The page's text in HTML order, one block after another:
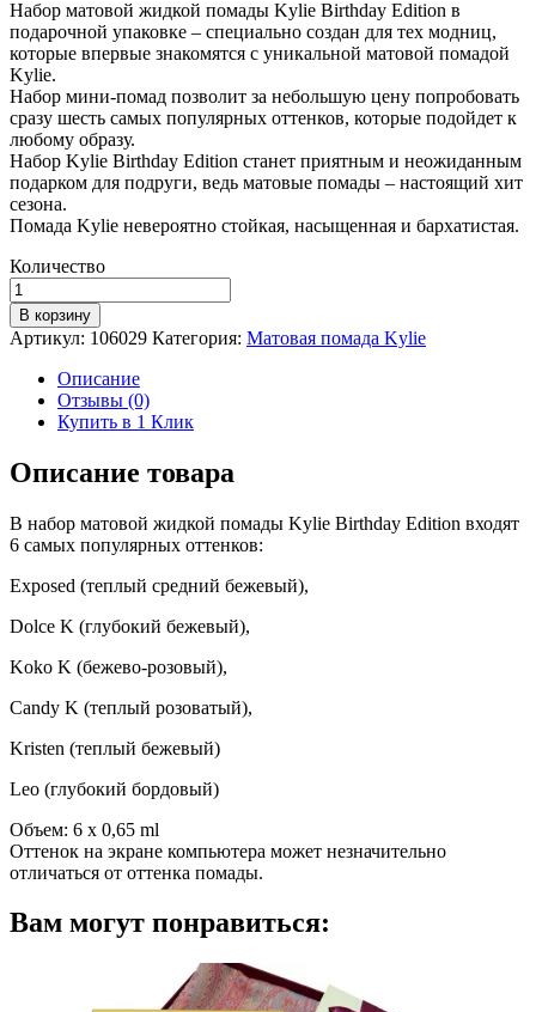
Набор матовой жидкой помады Kylie Birthday Edition в
подарочной упаковке – специально создан для тех модниц,
которые впервые знакомятся с уникальной матовой помадой
Kylie.
Набор мини-помад позволит за небольшую цену попробовать
сразу шесть самых популярных оттенков, которые подойдет к
любому образу.
Набор Kylie Birthday Edition станет приятным и неожиданным
подарком для подруги, ведь матовые помады – настоящий хит
сезона.
Помада Kylie невероятно стойкая, насыщенная и бархатистая.
Количество
Количество
Набор
матовой
жидкой
помады
Kylie
Birthday
Edition
В корзину
Артикул: 106029 Категория: Матовая помада Kylie
Описание
Отзывы (0)
Купить в 1 Клик
Описание товара
В набор матовой жидкой помады Kylie Birthday Edition входят
6 самых популярных оттенков:
Exposed (теплый средний бежевый),
Dolce K (глубокий бежевый),
Koko K (бежево-розовый),
Candy K (теплый розоватый),
Kristen (теплый бежевый)
Leo (глубокий бордовый)
Объем: 6 х 0,65 ml
Оттенок на экране компьютера может незначительно
отличаться от оттенка помады.
Вам могут понравиться: